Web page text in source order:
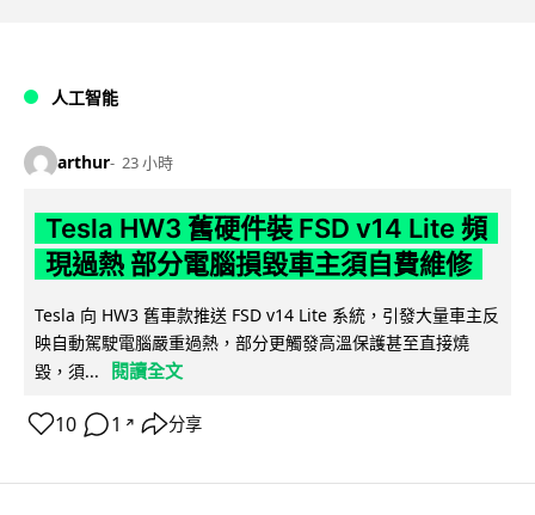
人工智能
arthur 23 小時
Tesla HW3 舊硬件裝 FSD v14 Lite 頻
現過熱 部分電腦損毀車主須自費維修
Tesla 向 HW3 舊車款推送 FSD v14 Lite 系統，引發大量車主反
映自動駕駛電腦嚴重過熱，部分更觸發高溫保護甚至直接燒
毀，須...
閱讀全文
10 1 ↗ 分享